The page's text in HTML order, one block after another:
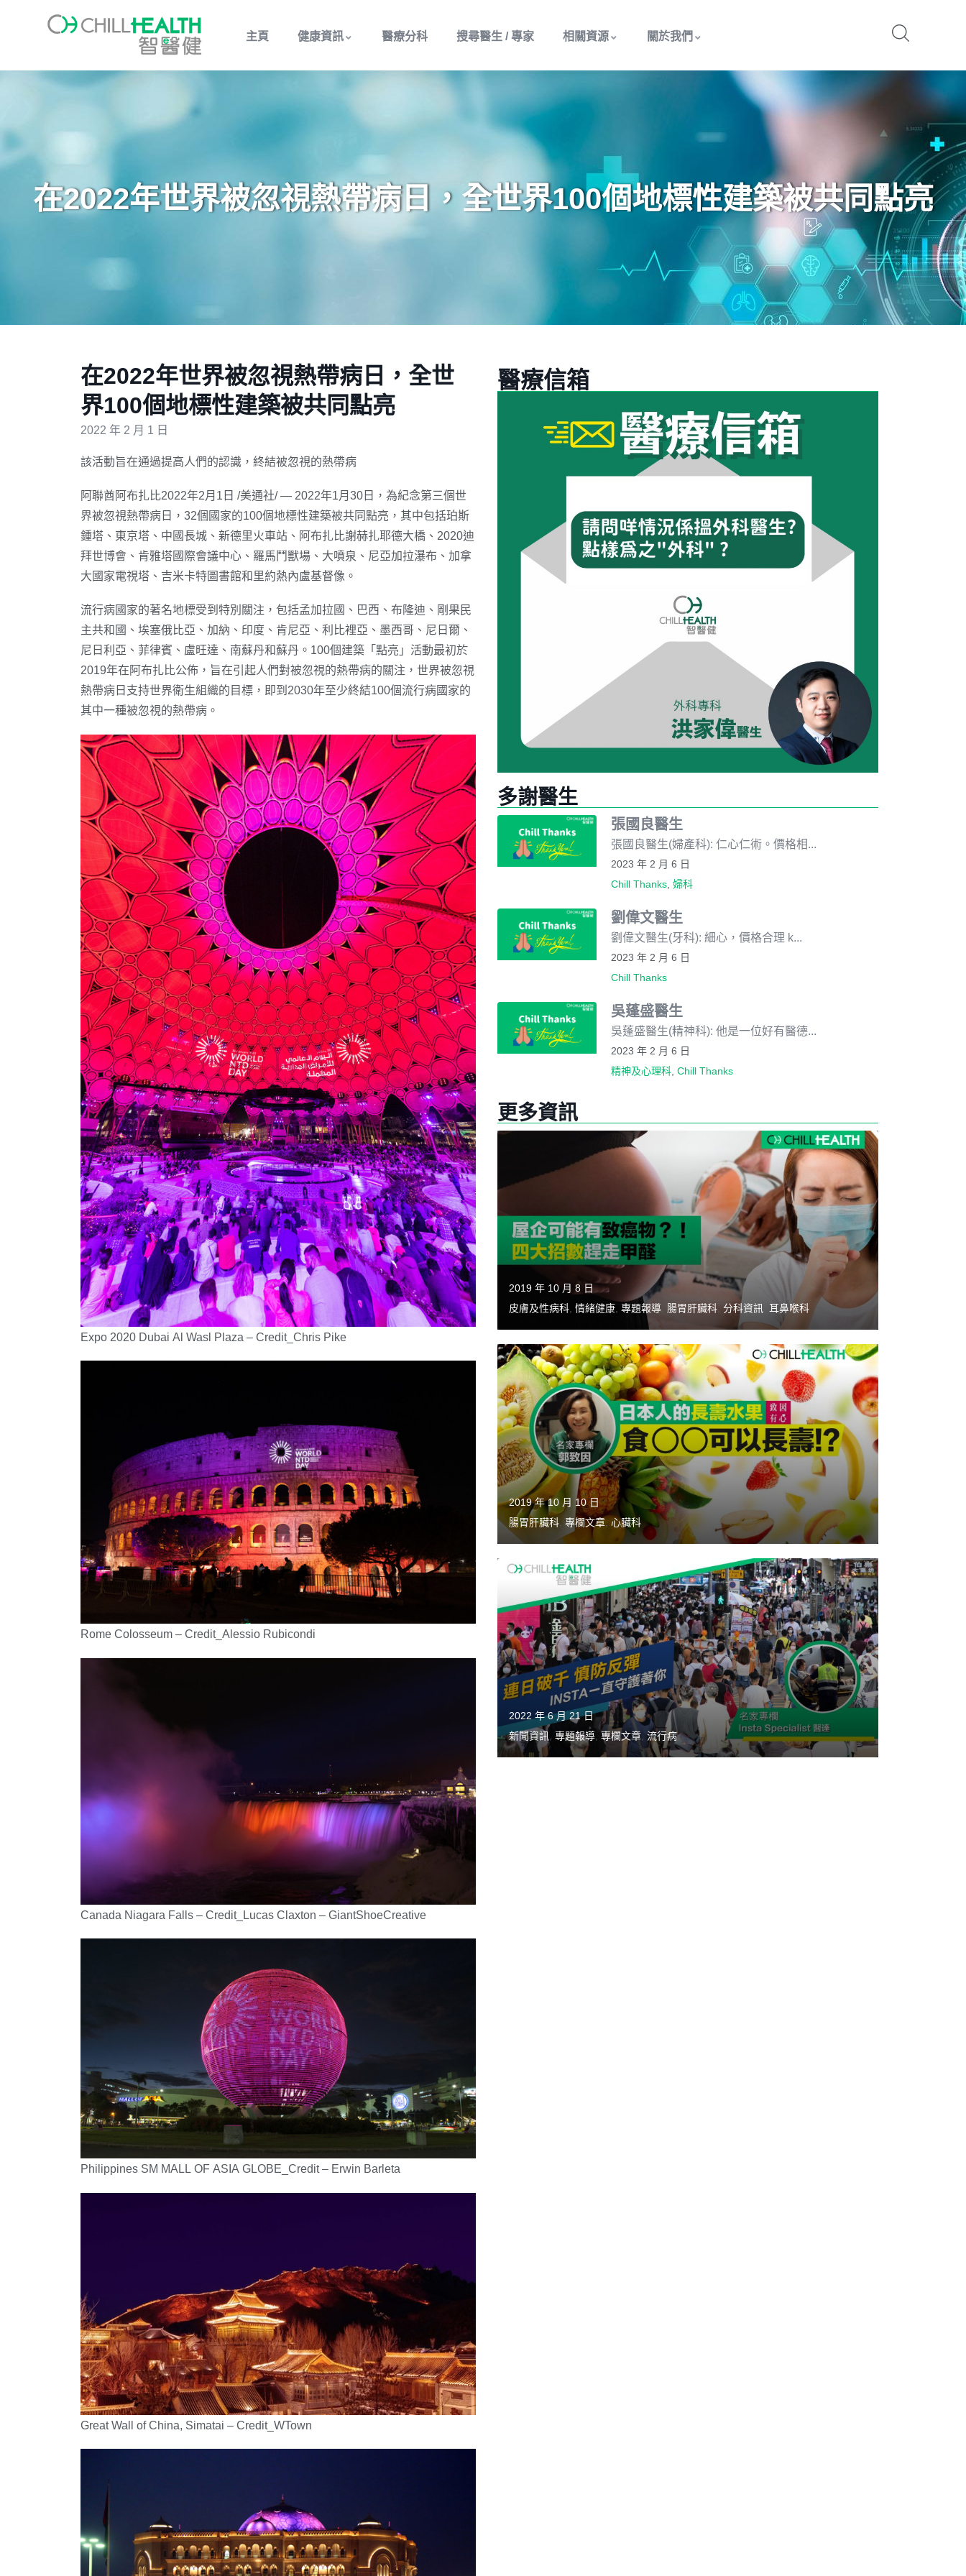
主頁 健康資訊 醫療分科 搜尋醫生 / 專家 相關資源 關於我們
在2022年世界被忽視熱帶病日，全世界100個地標性建築被共同點亮
在2022年世界被忽視熱帶病日，全世
界100個地標性建築被共同點亮
2022 年 2 月 1 日
該活動旨在通過提高人們的認識，終結被忽視的熱帶病
阿聯酋阿布扎比2022年2月1日 /美通社/ — 2022年1月30日，為紀念第三個世
界被忽視熱帶病日，32個國家的100個地標性建築被共同點亮，其中包括珀斯
鍾塔、東京塔、中國長城、新德里火車站、阿布扎比謝赫扎耶德大橋、2020迪
拜世博會、肯雅塔國際會議中心、羅馬鬥獸場、大噴泉、尼亞加拉瀑布、加拿
大國家電視塔、吉米卡特圖書館和里約熱內盧基督像。
流行病國家的著名地標受到特別關注，包括孟加拉國、巴西、布隆迪、剛果民
主共和國、埃塞俄比亞、加納、印度、肯尼亞、利比裡亞、墨西哥、尼日爾、
尼日利亞、菲律賓、盧旺達、南蘇丹和蘇丹。100個建築「點亮」活動最初於
2019年在阿布扎比公佈，旨在引起人們對被忽視的熱帶病的關注，世界被忽視
熱帶病日支持世界衛生組織的目標，即到2030年至少終結100個流行病國家的
其中一種被忽視的熱帶病。
Expo 2020 Dubai Al Wasl Plaza – Credit_Chris Pike
Rome Colosseum – Credit_Alessio Rubicondi
Canada Niagara Falls – Credit_Lucas Claxton – GiantShoeCreative
Philippines SM MALL OF ASIA GLOBE_Credit – Erwin Barleta
Great Wall of China, Simatai – Credit_WTown
醫療信箱
多謝醫生
張國良醫生
張國良醫生(婦產科): 仁心仁術。價格相...
2023 年 2 月 6 日
Chill Thanks, 婦科
劉偉文醫生
劉偉文醫生(牙科): 細心，價格合理 k...
2023 年 2 月 6 日
Chill Thanks
吳蓬盛醫生
吳蓬盛醫生(精神科): 他是一位好有醫德...
2023 年 2 月 6 日
精神及心理科, Chill Thanks
更多資訊
2019 年 10 月 8 日
皮膚及性病科 情緒健康 專題報導 腸胃肝臟科 分科資訊 耳鼻喉科
2019 年 10 月 10 日
腸胃肝臟科 專欄文章 心臟科
2022 年 6 月 21 日
新聞資訊
專題報導 專欄文章 流行病